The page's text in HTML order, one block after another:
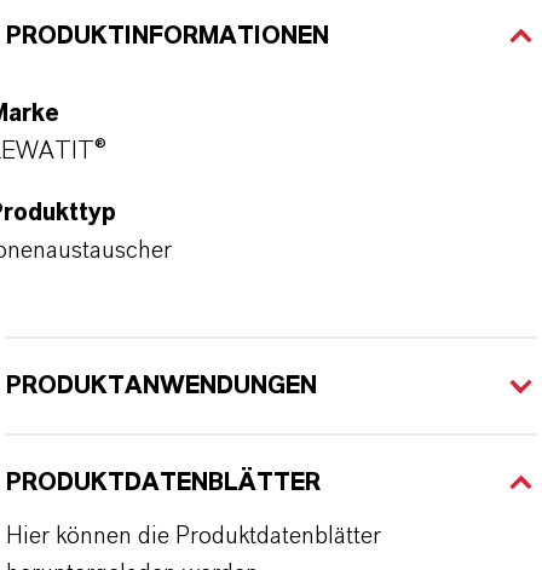
PRODUKTINFORMATIONEN
PRODUKTANWENDUNGEN
PRODUKTDATENBLÄTTER
Hier können die Produktdatenblätter